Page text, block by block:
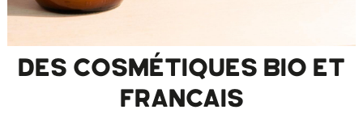
DES COSMÉTIQUES BIO ET
FRANCAIS